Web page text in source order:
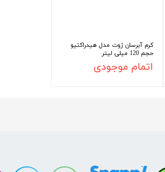
کرم آبرسان ژوت مدل هیدراکتیو
حجم 120 میلی لیتر
اتمام موجودی